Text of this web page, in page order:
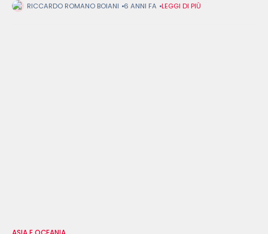
Giappone, che non ha pari nel mondo: nel 2019 ha raggiunto il
RICCARDO ROMANO BOIANI 6 ANNI FA LEGGI DI PIÙ